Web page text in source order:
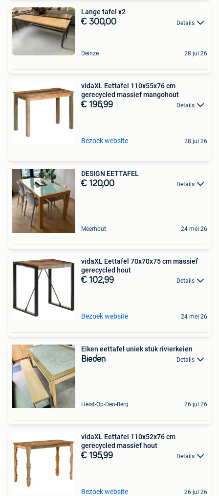
Lange tafel x2
€ 300,00 Details
Deinze 28 jul 26
vidaXL Eettafel 110x55x76 cm
gerecycled massief mangohout
€ 196,99 Details
Bezoek website 28 jul 26
DESIGN EETTAFEL
€ 120,00 Details
Meerhout 24 mei 26
vidaXL Eettafel 70x70x75 cm massief
gerecycled hout
€ 102,99 Details
Bezoek website 24 mei 26
Eiken eettafel uniek stuk rivierkeien
Bieden Details
Heist-Op-Den-Berg 26 jul 26
vidaXL Eettafel 110x52x76 cm
gerecycled massief hout
€ 195,99 Details
Bezoek website 26 jul 26